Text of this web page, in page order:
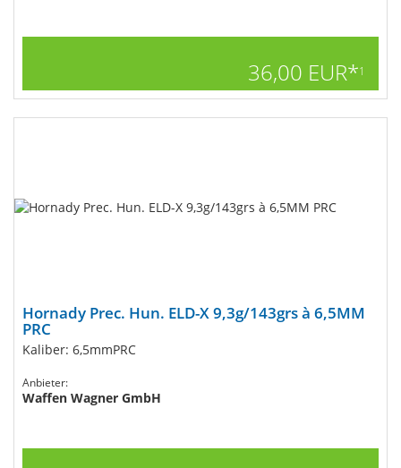
36,00 EUR*1
Hornady Prec. Hun. ELD-X 9,3g/143grs à 6,5MM
PRC
Kaliber: 6,5mmPRC
Anbieter:
Waffen Wagner GmbH